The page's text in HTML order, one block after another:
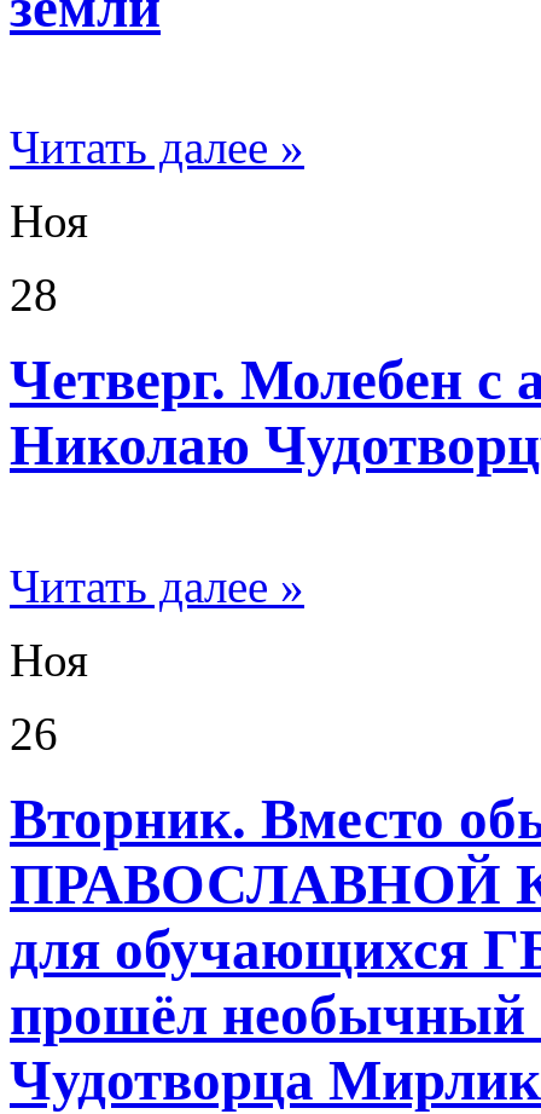
Читать далее »
Ноя
28
Четверг. Молебен с
Николаю
Читать далее »
Ноя
26
Вторник. Вместо
ПРАВОСЛАВНОЙ
для обучающихся
прошёл
Чудотворца